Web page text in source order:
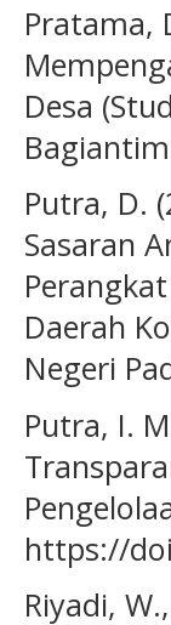
Pratama,
Desa
Putra, D.
Sasaran
Daerah
Negeri
Putra, I.
https://
Riyadi,